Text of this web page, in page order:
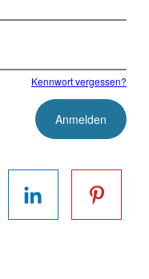
Kennwort vergessen?